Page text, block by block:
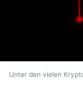
Unter den vielen